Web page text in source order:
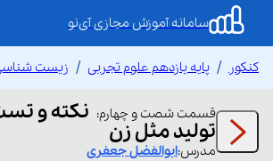
سامانه آموزش مجازی آی‌نو
کنکور پایه یازدهم علوم تجربی زیست
قسمت شصت و چهارم: نکته و
تولید مثل زن
مدرس:ابوالفضلجعفری